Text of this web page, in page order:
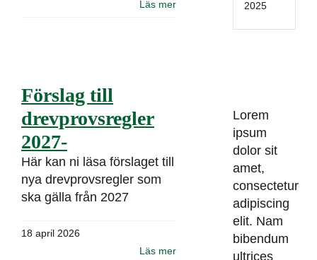
Läs mer
Förslag till
drevprovsregler
2027-
Här kan ni läsa förslaget till
nya drevprovsregler som
ska gälla från 2027
18 april 2026
Läs mer
2025
Lorem
ipsum
dolor sit
amet,
consectetur
adipiscing
elit. Nam
bibendum
ultrices